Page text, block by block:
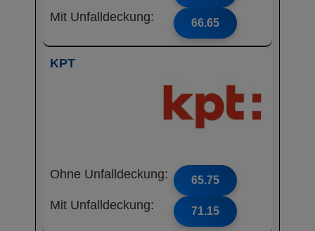
Mit Unfalldeckung: 66.65
KPT
Ohne Unfalldeckung: 65.75
Mit Unfalldeckung: 71.15